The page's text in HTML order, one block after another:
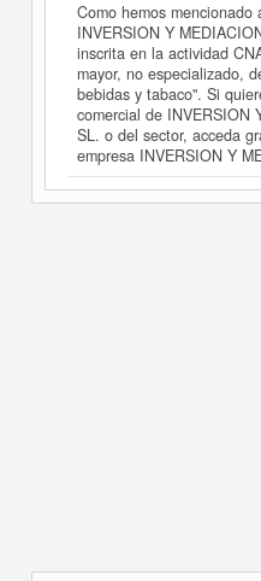
Como hemos
INVERSION Y
inscrita en la actividad
mayor, no especializado,
bebidas y tabaco". Si
comercial de INVERSION
SL. o del sector, acceda
empresa INVERSION Y